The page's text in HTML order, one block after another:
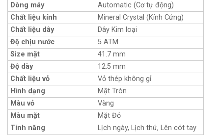
Dòng máy
Automatic (Cơ tự động)
Chất liệu kính
Mineral Crystal (Kính Cứng)
Chất liệu dây
Dây Kim loại
Độ chịu nước
5 ATM
Size mặt
41.7 mm
Độ dày
12.5 mm
Chất liệu vỏ
Vỏ thép không gỉ
Hình dạng
Mặt Tròn
Màu vỏ
Vàng
Màu mặt
Mặt Đỏ
Tính năng
Lịch ngày, Lịch thứ, Lên cót tay